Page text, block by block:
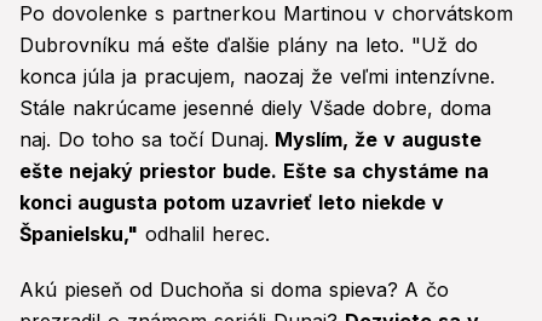
Po dovolenke s partnerkou Martinou v chorvátskom
Dubrovníku má ešte ďalšie plány na leto. "Už do
konca júla ja pracujem, naozaj že veľmi intenzívne.
Stále nakrúcame jesenné diely Všade dobre, doma
naj. Do toho sa točí Dunaj. Myslím, že v auguste
ešte nejaký priestor bude. Ešte sa chystáme na
konci augusta potom uzavrieť leto niekde v
Španielsku," odhalil herec.
Akú pieseň od Duchoňa si doma spieva? A čo